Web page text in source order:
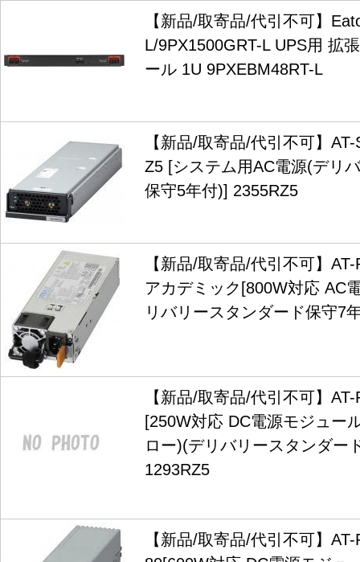
【新品/取寄品/代引不可】
L/9PX1500GRT-L UPS用 拡
ール 1U 9PXEBM48RT-L
【新品/取寄品/代引不可】
Z5 [システム用AC電源(デリ
保守5年付)] 2355RZ5
【新品/取寄品/代引不可】
アカデミック[800W対応 AC
リバリースタンダード保守7
【新品/取寄品/代引不可】
[250W対応 DC電源モジュー
ロー)(デリバリースタンダー
1293RZ5
【新品/取寄品/代引不可】